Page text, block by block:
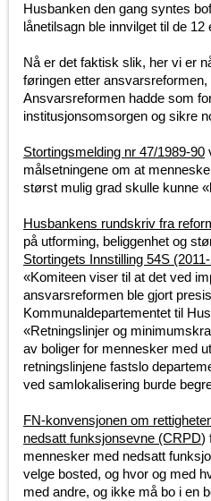
Husbanken den gang syntes
lånetilsagn ble innvilget til de 12
Nå er det faktisk slik, her vi er
føringen etter ansvarsreformen,
Ansvarsreformen hadde som
institusjonsomsorgen og sikre
Stortingsmelding nr 47/1989-90
målsetningene om at
størst mulig grad skulle kunne
Husbankens rundskriv fra
på utforming, beliggenhet og
Stortingets Innstilling 54S
«Komiteen viser til at det ved
ansvarsreformen ble gjort
Kommunaldepartementet til
«Retningslinjer og
av boliger for mennesker med
retningslinjene fastslo
ved samlokalisering burde
FN-konvensjonen om
nedsatt funksjonsevne (CRPD)
mennesker med nedsatt
velge bosted, og hvor og med
med andre, og ikke må bo i en